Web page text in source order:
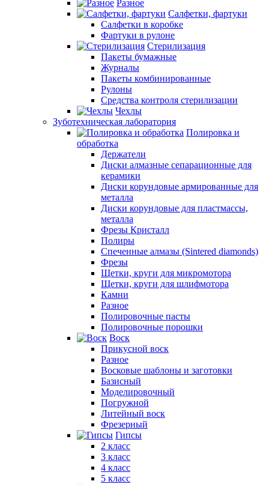
Разное
Салфетки, фартуки
Салфетки в коробке
Фартуки в рулоне
Стерилизация
Пакеты бумажные
Журналы
Пакеты комбинированные
Рулоны
Средства контроля стерилизации
Чехлы
Зуботехническая лаборатория
Полировка и
обработка
Держатели
Диски алмазные сепарационные для
керамики
Диски корундовые армированные для
металла
Диски корундовые для пластмассы,
металла
Фрезы Кристалл
Полиры
Спеченные алмазы (Sintered diamonds)
Фрезы
Щетки, круги для микромотора
Щетки, круги для шлифмотора
Камни
Разное
Полировочные пасты
Полировочные порошки
Воск
Прикусной воск
Разное
Восковые шаблоны и заготовки
Базисный
Моделировочный
Погружной
Литейный воск
Фрезерный
Гипсы
2 класс
3 класс
4 класс
5 класс